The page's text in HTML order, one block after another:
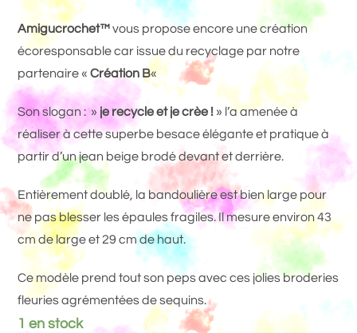
Amigucrochet™vous propose encore une création
écoresponsable car issue du recyclage par notre
partenaire «Création B«
Son slogan : » je recycle et je crèe ! » l’a amenée à
réaliser à cette superbe besace élégante et pratique à
partir d’un jean beige brodé devant et derrière.
Entièrement doublé, la bandoulière est bien large pour
ne pas blesser les épaules fragiles. Il mesure environ 43
cm de large et 29 cm de haut.
Ce modèle prend tout son peps avec ces jolies broderies
fleuries agrémentées de sequins.
1 en stock